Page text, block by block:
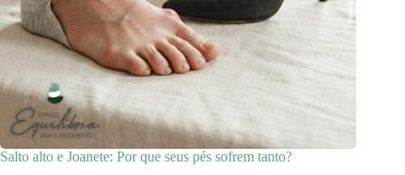
Salto alto e Joanete: Por que seus pés sofrem tanto?